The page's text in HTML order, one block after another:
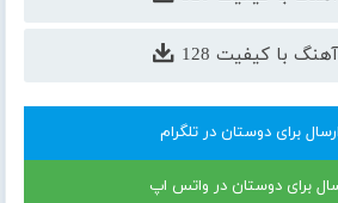
با کیفیت 128
ارسال برای دوستان در تلگرام
برای دوستان در واتس اپ